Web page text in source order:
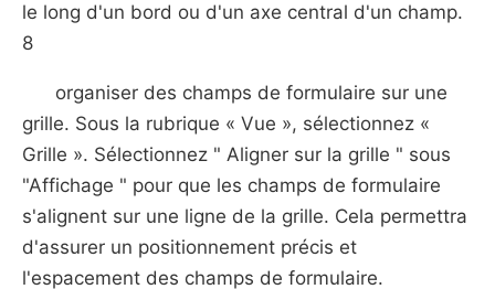
le long d'un bord ou d'un axe central d'un champ.
8
organiser des champs de formulaire sur une
grille. Sous la rubrique « Vue », sélectionnez «
Grille ». Sélectionnez " Aligner sur la grille " sous
"Affichage " pour que les champs de formulaire
s'alignent sur une ligne de la grille. Cela permettra
d'assurer un positionnement précis et
l'espacement des champs de formulaire.